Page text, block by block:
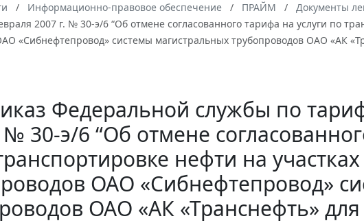
Информационно-правовое обеспечение ПРАЙМ Документы
2007 г. № 30-э/6 “Об отмене согласованного тарифа на услуги по
«Сибнефтепровод» системы магистральных трубопроводов ОАО «АК
Федеральной службы по
№ 30-э/6 “Об отмене
нефти на
ОАО «Сибнефтепровод»
ОАО «АК «Транснефть»